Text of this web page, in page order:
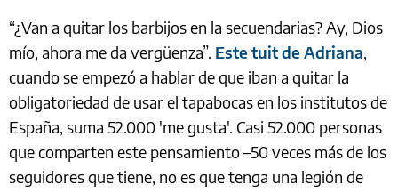
“¿Van a quitar los barbijos en la secuendarias? Ay, Dios
mío, ahora me da vergüenza”. Este tuit de Adriana,
cuando se empezó a hablar de que iban a quitar la
obligatoriedad de usar el tapabocas en los institutos de
España, suma 52.000 'me gusta'. Casi 52.000 personas
que comparten este pensamiento –50 veces más de los
seguidores que tiene, no es que tenga una legión de